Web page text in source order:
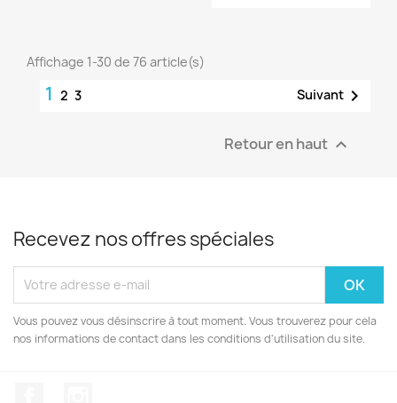
Affichage 1-30 de 76 article(s)
1 2 3 Suivant 
Retour en haut 
Recevez nos offres spéciales
Vous pouvez vous désinscrire à tout moment. Vous trouverez pour cela
nos informations de contact dans les conditions d'utilisation du site.